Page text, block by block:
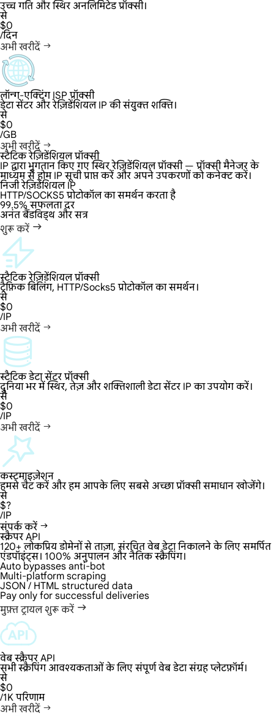
उच्च गति और स्थिर अनलिमिटेड प्रॉक्सी।
से
$0
/दिन
अभी खरीदें
लॉन्ग-एक्टिंग ISP प्रॉक्सी
डेटा सेंटर और रेज़िडेंशियल IP की संयुक्त शक्ति।
से
$0
/GB
अभी खरीदें
स्टैटिक रेज़िडेंशियल प्रॉक्सी
IP द्वारा भुगतान किए गए स्थिर रेज़िडेंशियल प्रॉक्सी — प्रॉक्सी मैनेजर के
माध्यम से होम IP सूची प्राप्त करें और अपने उपकरणों को कनेक्ट करें।
निजी रेज़िडेंशियल IP
HTTP/SOCKS5 प्रोटोकॉल का समर्थन करता है
99.5% सफलता दर
अनंत बैंडविड्थ और सत्र
शुरू करें
स्टैटिक रेज़िडेंशियल प्रॉक्सी
ट्रैफ़िक बिलिंग, HTTP/Socks5 प्रोटोकॉल का समर्थन।
से
$0
/IP
अभी खरीदें
स्टैटिक डेटा सेंटर प्रॉक्सी
दुनिया भर में स्थिर, तेज़ और शक्तिशाली डेटा सेंटर IP का उपयोग करें।
से
$0
/IP
अभी खरीदें
कस्टमाइज़ेशन
हमसे चैट करें और हम आपके लिए सबसे अच्छा प्रॉक्सी समाधान खोजेंगे।
से
$?
/IP
संपर्क करें
स्क्रैपर API
120+ लोकप्रिय डोमेनों से ताज़ा, संरचित वेब डेटा निकालने के लिए समर्पित
एंडपॉइंट्स। 100% अनुपालन और नैतिक स्क्रैपिंग।
Auto bypasses anti-bot
Multi-platform scraping
JSON / HTML structured data
Pay only for successful deliveries
मुफ़्त ट्रायल शुरू करें
वेब स्क्रैपर API
सभी स्क्रैपिंग आवश्यकताओं के लिए संपूर्ण वेब डेटा संग्रह प्लेटफ़ॉर्म।
से
$0
/1K परिणाम
अभी खरीदें